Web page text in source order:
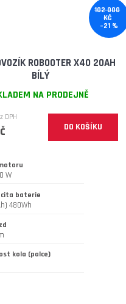
102 000
KČ
–21 %
ROBOOTER X40 20AH
BÍLÝ
NA PRODEJNĚ
DPH
DO KOŠÍKU
W
baterie
480Wh
kola (palce)